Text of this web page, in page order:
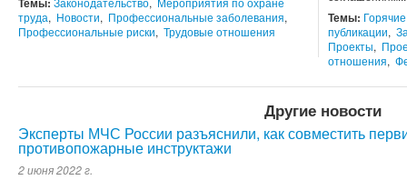
труда, Новости, Профессиональные заболевания,
Профессиональные риски, Трудовые отношения
Темы:
публикации,
Проекты,
отношения,
Другие новости
Эксперты МЧС России разъяснили, как совместить
противопожарные инструктажи
2 июня 2022 г.